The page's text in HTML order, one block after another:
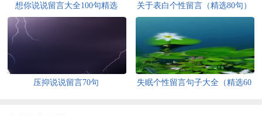
想你说说留言大全100句精选 关于表白个性留言（精选80句）
压抑说说留言70句
失眠个性留言句子大全（精选60